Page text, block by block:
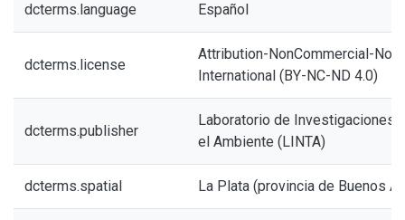
dcterms.language Español
dcterms.license
Attribution-NonCommercial-
International (BY-NC-ND 4.0)
dcterms.publisher
Laboratorio de Investigaciones
el Ambiente (LINTA)
dcterms.spatial La Plata (provincia de Buenos